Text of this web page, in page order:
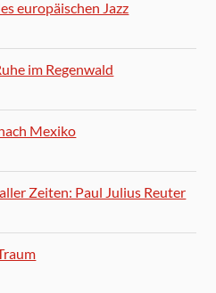
europäischen Jazz
im Regenwald
Mexiko
Zeiten: Paul Julius Reuter